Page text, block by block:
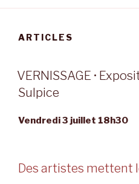
ARTICLES
VERNISSAGE •
Sulpice
Vendredi 3 juillet 18h30
Des artistes mettent